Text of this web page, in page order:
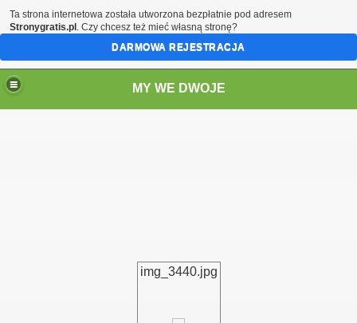
MY WE DWOJE
img_3440.jpg
Ta strona internetowa została utworzona bezpłatnie pod adresem
Stronygratis.pl . Czy chcesz też mieć własną stronę?
DARMOWA REJESTRACJA